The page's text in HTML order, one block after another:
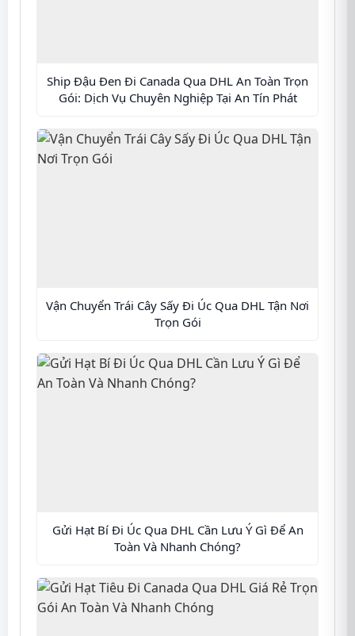
Ship Đậu Đen Đi Canada Qua DHL An Toàn Trọn
Gói: Dịch Vụ Chuyên Nghiệp Tại An Tín Phát
Vận Chuyển Trái Cây Sấy Đi Úc Qua DHL Tận Nơi
Trọn Gói
Gửi Hạt Bí Đi Úc Qua DHL Cần Lưu Ý Gì Để An
Toàn Và Nhanh Chóng?